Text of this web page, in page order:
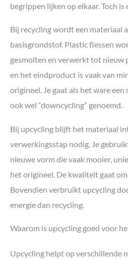
begrippen lijken op elkaar. Toch
Bij recycling wordt een materiaal
basisgrondstof. Plastic flessen
gesmolten en verwerkt tot nieuw
en het eindproduct is vaak van
origineel. Je gaat als het ware
ook wel “downcycling” genoemd.
Bij upcycling blijft het materiaal
verwerkingsstap nodig. Je
nieuwe vorm die vaak mooier,
het origineel. De kwaliteit gaat
Bovendien verbruikt upcycling
energie dan recycling.
Waarom is upcycling goed voor
Upcycling helpt op verschillende